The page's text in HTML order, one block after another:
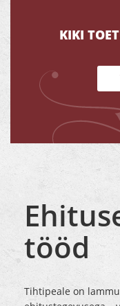
KIKI
tööd
Tihtipeale on